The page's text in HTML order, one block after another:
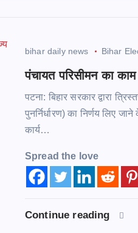
bihar daily news Bihar
पंचायत परिसीमन का काम
पटना: बिहार सरकार द्वारा
पुनर्निर्धारण) का निर्णय लिए
कार्य…
Spread the love
Continue reading